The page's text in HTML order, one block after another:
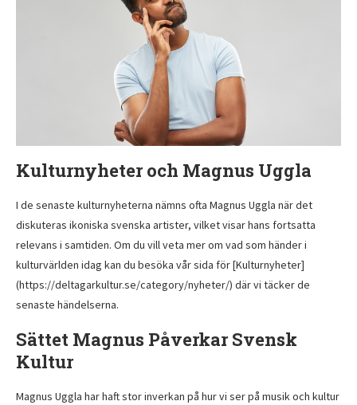
Kulturnyheter och Magnus Uggla
I de senaste kulturnyheterna nämns ofta Magnus Uggla när det
diskuteras ikoniska svenska artister, vilket visar hans fortsatta
relevans i samtiden. Om du vill veta mer om vad som händer i
kulturvärlden idag kan du besöka vår sida för [Kulturnyheter]
(https://deltagarkultur.se/category/nyheter/) där vi täcker de
senaste händelserna.
Sättet Magnus Påverkar Svensk
Kultur
Magnus Uggla har haft stor inverkan på hur vi ser på musik och kultur